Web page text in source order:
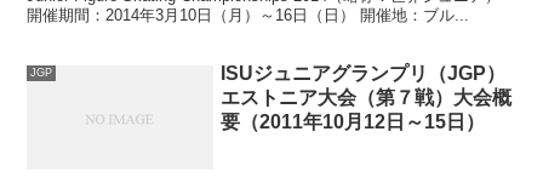
開催期間：2014年3月10日（月）～16日（日） 開催地：ブル...
JGP
ISUジュニアグランプリ（JGP）
エストニア大会（第７戦）大会概
要（2011年10月12日～15日）